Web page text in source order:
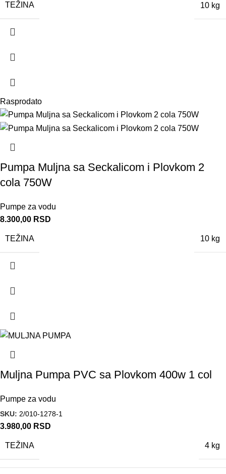
TEŽINA 10 kg
Rasprodato
Pumpa Muljna sa Seckalicom i Plovkom 2
cola 750W
Pumpe za vodu
8.300,00 RSD
TEŽINA 10 kg
Muljna Pumpa PVC sa Plovkom 400w 1 col
Pumpe za vodu
SKU: 2/010-1278-1
3.980,00 RSD
TEŽINA 4 kg